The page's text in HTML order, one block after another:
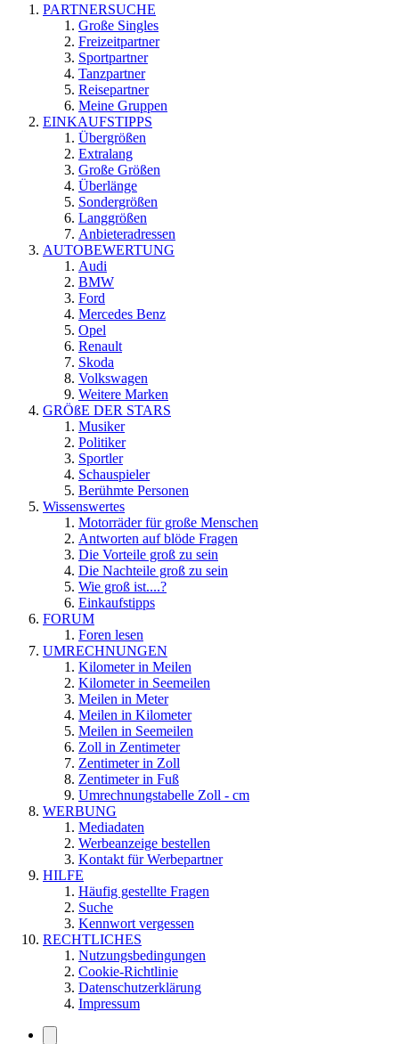
PARTNERSUCHE
Große Singles
Freizeitpartner
Sportpartner
Tanzpartner
Reisepartner
Meine Gruppen
EINKAUFSTIPPS
Übergrößen
Extralang
Große Größen
Überlänge
Sondergrößen
Langgrößen
Anbieteradressen
AUTOBEWERTUNG
Audi
BMW
Ford
Mercedes Benz
Opel
Renault
Skoda
Volkswagen
Weitere Marken
GRÖßE DER STARS
Musiker
Politiker
Sportler
Schauspieler
Berühmte Personen
Wissenswertes
Motorräder für große Menschen
Antworten auf blöde Fragen
Die Vorteile groß zu sein
Die Nachteile groß zu sein
Wie groß ist....?
Einkaufstipps
FORUM
Foren lesen
UMRECHNUNGEN
Kilometer in Meilen
Kilometer in Seemeilen
Meilen in Meter
Meilen in Kilometer
Meilen in Seemeilen
Zoll in Zentimeter
Zentimeter in Zoll
Zentimeter in Fuß
Umrechnungstabelle Zoll - cm
WERBUNG
Mediadaten
Werbeanzeige bestellen
Kontakt für Werbepartner
HILFE
Häufig gestellte Fragen
Suche
Kennwort vergessen
RECHTLICHES
Nutzungsbedingungen
Cookie-Richtlinie
Datenschutzerklärung
Impressum